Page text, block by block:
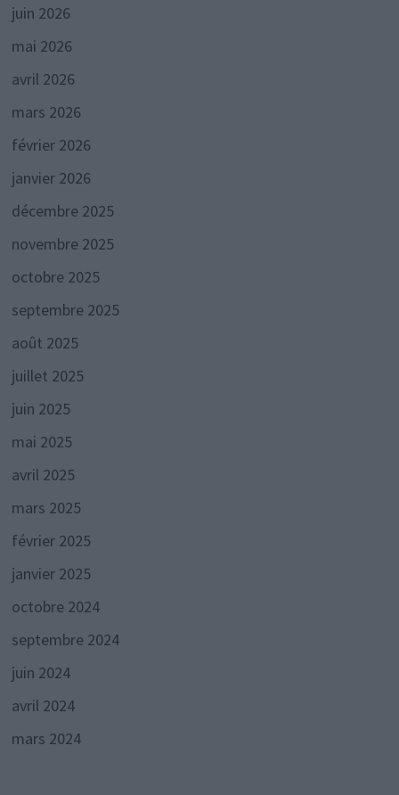
juin 2026
mai 2026
avril 2026
mars 2026
février 2026
janvier 2026
décembre 2025
novembre 2025
octobre 2025
septembre 2025
août 2025
juillet 2025
juin 2025
mai 2025
avril 2025
mars 2025
février 2025
janvier 2025
octobre 2024
septembre 2024
juin 2024
avril 2024
mars 2024